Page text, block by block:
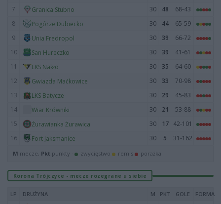
7
Granica Stubno 30 48
68-43
8
Pogórze Dubiecko 30 44
65-59
9
Unia Fredropol 30 39
66-72
10
San Hureczko 30 39
41-61
11
LKS Nakło 30 35
64-60
12
Gwiazda Maćkowice 30 33
70-98
13
LKS Batycze 30 29
45-83
14
Wiar Krówniki 30 21
53-88
15
Żurawianka Żurawica 30 17
42-101
16
Fort Jaksmanice 30 5 31-162
M mecze, Pkt punkty · zwycięstwo remis porażka
Korona Trójczyce - mecze rozegrane u siebie
LP DRUŻYNA M PKT GOLE FORMA